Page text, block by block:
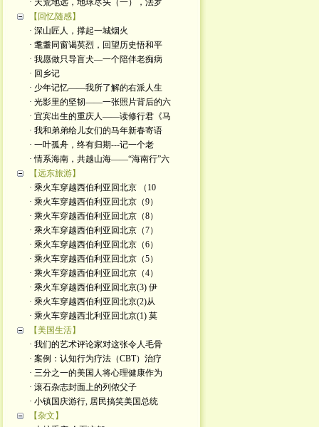
· 天荒地远，地球尽头（一），法罗
【回忆随感】
· 深山匠人，撑起一城烟火
· 耄耋同窗谒英烈，回望历史悟和平
· 我愿做只导盲犬—一个陪伴老痴病
· 回乡记
· 少年记忆——我所了解的右派人生
· 光影里的坚韧——一张照片背后的六
· 宜宾出生的重庆人——读修行君《马
· 我和弟弟给儿女们的马年新春寄语
· 一叶孤舟，终有归期---记一个老
· 情系海南，共越山海——“海南行”六
【远东旅游】
· 乘火车穿越西伯利亚回北京 （10
· 乘火车穿越西伯利亚回北京（9）
· 乘火车穿越西伯利亚回北京（8）
· 乘火车穿越西伯利亚回北京（7）
· 乘火车穿越西伯利亚回北京（6）
· 乘火车穿越西伯利亚回北京（5）
· 乘火车穿越西伯利亚回北京（4）
· 乘火车穿越西伯利亚回北京(3) 伊
· 乘火车穿越西伯利亚回北京(2)从
· 乘火车穿越西北利亚回北京(1) 莫
【美国生活】
· 我们的艺术评论家对这张令人毛骨
· 案例：认知行为疗法（CBT）治疗
· 三分之一的美国人将心理健康作为
· 滚石杂志封面上的列侬父子
· 小镇国庆游行, 居民搞笑美国总统
【杂文】